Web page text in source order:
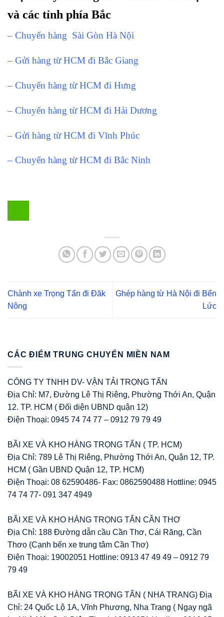
và các tỉnh phía Bắc
– Chuyển hàng Sài Gòn Hà Nội
– Gửi hàng từ HCM đi Bắc Giang
– Chuyển hàng từ HCM đi Hưng
– Chuyển hàng từ HCM đi Hải Dương
– Gửi hàng từ HCM đi Vĩnh Phúc
– Chuyển hàng từ HCM đi Bắc Ninh
Chành xe Trọng Tấn đi Đăk
Nông
Ghép hàng từ Hà Nội đi Bến
Lức
CÁC ĐIỂM TRUNG CHUYỂN MIỀN NAM
CÔNG TY TNHH DV- VẬN TẢI TRỌNG TẤN
Địa Chỉ: M7, Đường Lê Thị Riêng, Phường Thới An, Quận
12. TP. HCM ( Đối diện UBND quận 12)
Điện Thoại: 0945 74 74 77 – 0912 79 79 49
BÃI XE VÀ KHO HÀNG TRỌNG TẤN ( TP. HCM)
Địa Chỉ: 789 Lê Thị Riêng, Phường Thới An, Quận 12, TP.
HCM ( Gần UBND Quận 12, TP. HCM)
Điện Thoại: 08 62590486- Fax: 0862590488 Hottline: 0945
74 74 77- 091 347 4949
BÃI XE VÀ KHO HÀNG TRỌNG TẤN CẦN THƠ
Địa Chỉ: 188 Đường dẫn cầu Cần Thơ, Cái Răng, Cần
Thơo (Cạnh bến xe trung tâm Cần Thơ)
Điện Thoại: 19002051 Hottline: 0913 47 49 49 – 0912 79
79 49
BÃI XE VÀ KHO HÀNG TRỌNG TẤN ( NHA TRANG) Địa
Chỉ: 24 Quốc Lộ 1A, Vĩnh Phương, Nha Trang ( Ngay ngã